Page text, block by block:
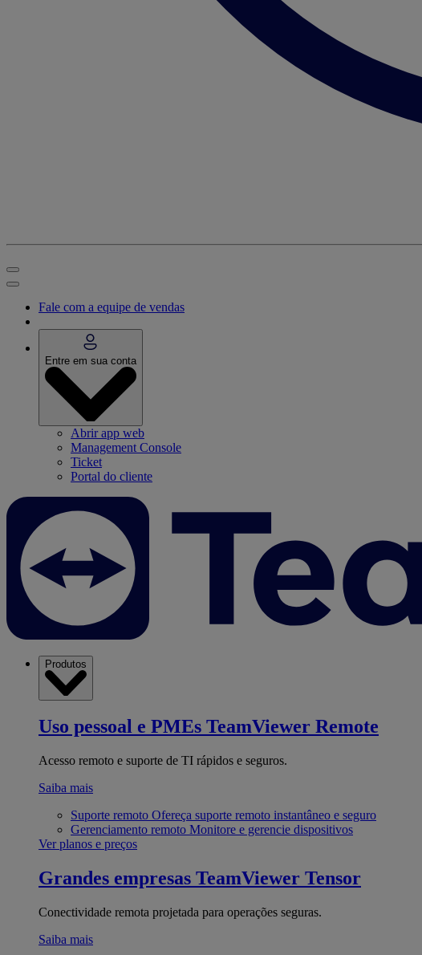
Fale com a equipe de vendas
Entre em sua conta
Abrir app web
Management Console
Ticket
Portal do cliente
Produtos
Uso pessoal e PMEs TeamViewer Remote
Acesso remoto e suporte de TI rápidos e seguros.
Saiba mais
Suporte remoto Ofereça suporte remoto instantâneo e seguro
Gerenciamento remoto Monitore e gerencie dispositivos
Ver planos e preços
Grandes empresas TeamViewer Tensor
Conectividade remota projetada para operações seguras.
Saiba mais